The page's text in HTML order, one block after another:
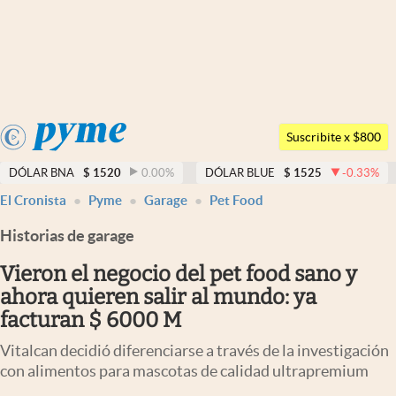
Argentina
Uruguay
Members
Economía y Política
Finanzas y Mercados
Mercados Online
Negocios
Columnistas
Apertura
Suscribite x $800
DÓLAR BNA $ 1520 0.00% DÓLAR BLUE $ 1525 -0.33%
El Cronista Pyme Garage Pet Food
Historias de garage
Vieron el negocio del pet food sano y
ahora quieren salir al mundo: ya
facturan $ 6000 M
Vitalcan decidió diferenciarse a través de la investigación
con alimentos para mascotas de calidad ultrapremium